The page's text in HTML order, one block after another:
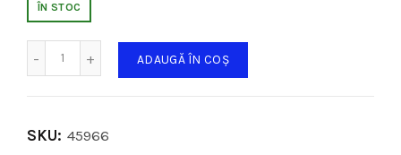
ÎN STOC
ADAUGĂ ÎN COȘ
SKU: 45966